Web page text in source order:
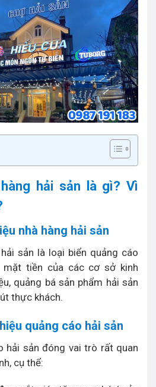
hải sản là gì? Vì
nhà hàng hải sản
sản là loại biển quảng cáo
tiền của các cơ sở kinh
quảng bá sản phẩm hải sản
thực khách.
quảng cáo hải sản
hải sản đóng vai trò rất quan
cụ thể: